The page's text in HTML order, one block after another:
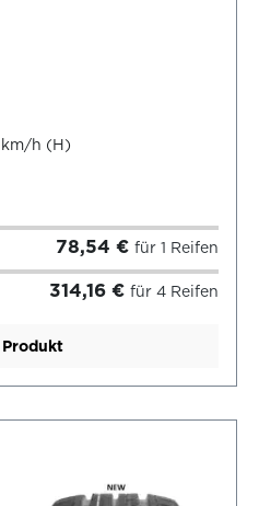
km/h (H)
78,54 € für 1 Reifen
314,16 € für 4 Reifen